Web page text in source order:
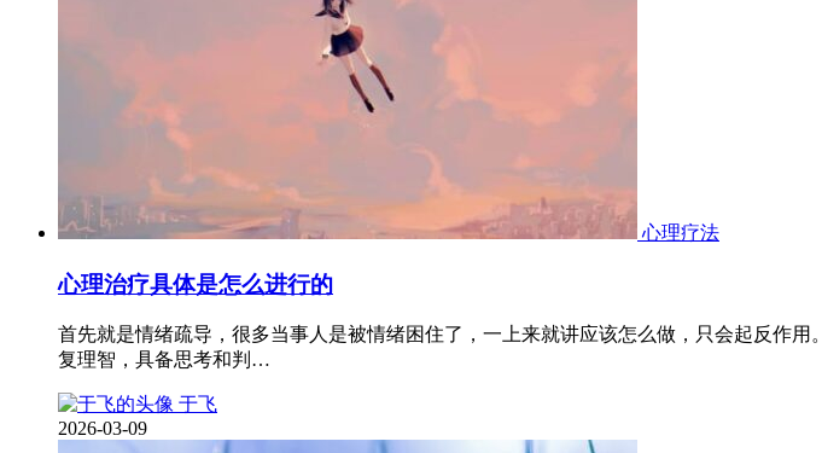
心理疗法
心理治疗具体是怎么进行的
首先就是情绪疏导，很多当事人是被情绪困住了，一上来就讲应该怎么做，只会起反作
复理智，具备思考和判…
于飞
2026-03-09